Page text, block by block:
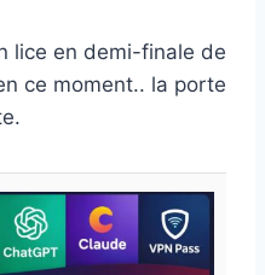
lice en demi-finale de
ce moment.. la porte